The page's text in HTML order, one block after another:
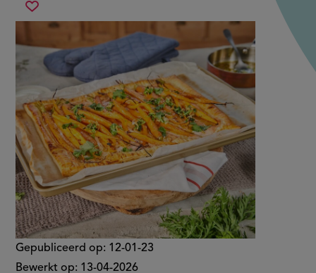
Sla
recept
op
plaattaart
met
Gepubliceerd op: 12-01-23
Bewerkt op: 13-04-2026